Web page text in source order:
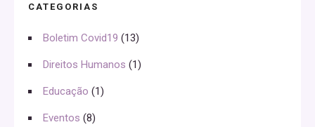
CATEGORIAS
Boletim Covid19 (13)
Direitos Humanos (1)
Educação (1)
Eventos (8)